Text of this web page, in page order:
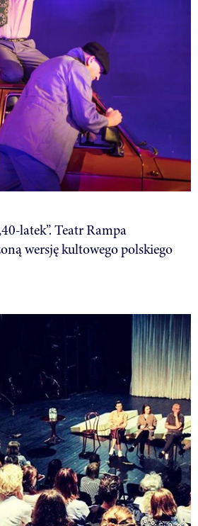
latek”. Teatr Rampa
wersję kultowego polskiego